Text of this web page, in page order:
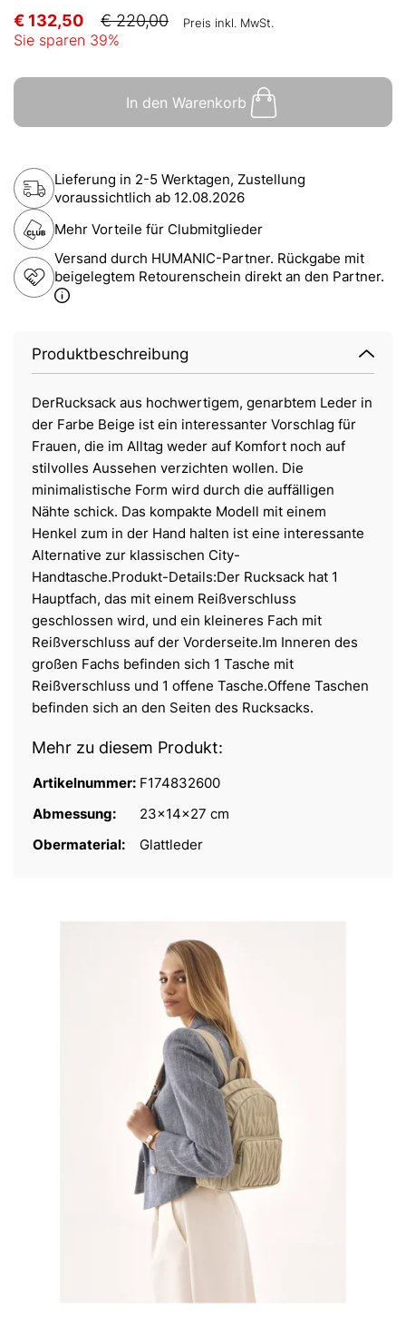
€ 132,50 € 220,00 Preis inkl. MwSt.
Sie sparen 39%
In den Warenkorb
Lieferung in 2-5 Werktagen, Zustellung
voraussichtlich ab 12.08.2026
Mehr Vorteile für Clubmitglieder
Versand durch HUMANIC-Partner. Rückgabe mit
beigelegtem Retourenschein direkt an den Partner.
Produktbeschreibung
DerRucksack aus hochwertigem, genarbtem Leder in
der Farbe Beige ist ein interessanter Vorschlag für
Frauen, die im Alltag weder auf Komfort noch auf
stilvolles Aussehen verzichten wollen. Die
minimalistische Form wird durch die auffälligen
Nähte schick. Das kompakte Modell mit einem
Henkel zum in der Hand halten ist eine interessante
Alternative zur klassischen City-
Handtasche.Produkt-Details:Der Rucksack hat 1
Hauptfach, das mit einem Reißverschluss
geschlossen wird, und ein kleineres Fach mit
Reißverschluss auf der Vorderseite.Im Inneren des
großen Fachs befinden sich 1 Tasche mit
Reißverschluss und 1 offene Tasche.Offene Taschen
befinden sich an den Seiten des Rucksacks.
Mehr zu diesem Produkt:
Artikelnummer: F174832600
Abmessung:
23x14x27 cm
Obermaterial:
Glattleder